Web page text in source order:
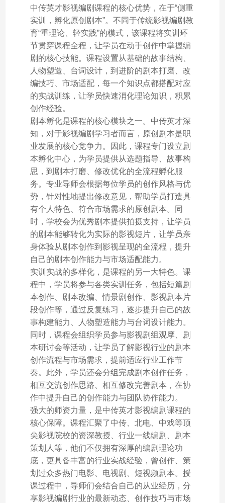
中传英才影视编剧课程的核心优势，在于“侧重
实训，孵化原创剧本”。不同于传统影视编剧教
育“重理论、轻实践”的模式，该课程将实训环
节贯穿课程全程，让学员在动手创作中掌握编
剧的核心技能。课程设置从基础的故事结构、
人物塑造、台词设计，到进阶的剧本打磨、改
编技巧、市场适配，每一个知识点都搭配对应
的实战训练，让学员快速消化理论知识，积累
创作经验。
剧本孵化是课程的核心模块之一。中传英才深
知，对于影视编剧学习者而言，原创剧本是职
业发展的核心竞争力。因此，课程专门设立剧
本孵化中心，为学员提供从选题指导、故事构
思，到剧本打磨、修改优化的全流程孵化服
务。专业导师会根据每位学员的创作风格与优
势，针对性地提出修改意见，帮助学员打造具
有个人特色、符合市场需求的原创剧本。同
时，学校会为优秀剧本提供拍摄支持，让学员
的剧本能够转化为实际的影视短片，让学员亲
身体验从剧本创作到影视呈现的全流程，提升
自己的剧本创作能力与市场适配能力。
实训实战的多样化，是课程的另一大特色。课
程中，学员将参与各类实训任务，包括短篇剧
本创作、剧本改编、情景剧创作、影视剧本片
段创作等，通过反复练习，逐步提升自己的故
事构建能力、人物塑造能力与台词设计能力。
同时，课程会组织学员参与影视剧组观摩、剧
本研讨会等活动，让学员了解影视行业的剧本
创作流程与市场需求，提前适应行业工作节
奏。此外，学员还会分组完成剧本创作任务，
相互交流创作思路、相互修改完善剧本，在协
作中提升自己的创作能力与团队协作能力。
强大的师资力量，是中传英才影视编剧课程的
核心保障。课程汇聚了中传、北电、中戏等顶
尖影视院校的资深教授、行业一线编剧、剧本
策划人等，他们不仅拥有深厚的编剧理论功
底，更具备丰富的行业实战经验，曾创作、策
划过众多热门电影、电视剧、短视频剧本。授
课过程中，导师们会结合自己的从业经历，分
享影视编剧行业的最新动态、创作技巧与市场